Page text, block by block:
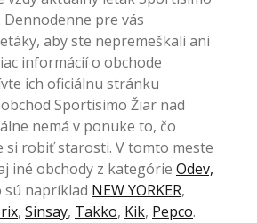
pre vás
aby ste nepremeškali ani
informácií o obchode
ich oficiálnu stránku
Sportisimo Žiar nad
nemá v ponuke to, čo
si robiť starosti. V tomto meste
iné obchody z kategórie Odev,
sú napríklad NEW YORKER,
, Sinsay, Takko, Kik, Pepco.